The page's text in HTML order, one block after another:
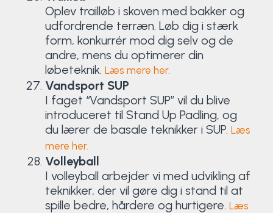
Oplev trailløb i skoven med bakker og
udfordrende terræn. Løb dig i stærk
form, konkurrér mod dig selv og de
andre, mens du optimerer din
løbeteknik. Læs mere her.
Vandsport SUP
I faget “Vandsport SUP” vil du blive
introduceret til Stand Up Padling, og
du lærer de basale teknikker i SUP. Læs
mere her.
Volleyball
I volleyball arbejder vi med udvikling af
teknikker, der vil gøre dig i stand til at
spille bedre, hårdere og hurtigere. Læs